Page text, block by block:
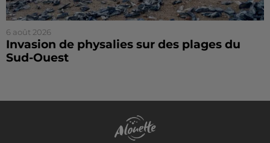
6 août 2026
Invasion de physalies sur des plages du
Sud-Ouest